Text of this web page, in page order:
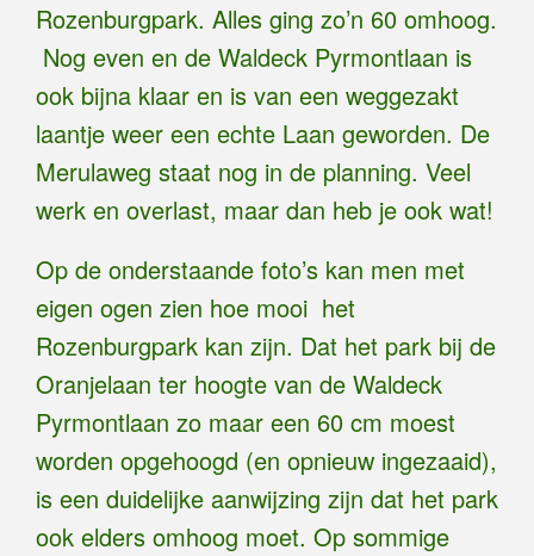
Rozenburgpark. Alles ging zo’n 60 omhoog.
Nog even en de Waldeck Pyrmontlaan is
ook bijna klaar en is van een weggezakt
laantje weer een echte Laan geworden. De
Merulaweg staat nog in de planning. Veel
werk en overlast, maar dan heb je ook wat!
Op de onderstaande foto’s kan men met
eigen ogen zien hoe mooi het
Rozenburgpark kan zijn. Dat het park bij de
Oranjelaan ter hoogte van de Waldeck
Pyrmontlaan zo maar een 60 cm moest
worden opgehoogd (en opnieuw ingezaaid),
is een duidelijke aanwijzing zijn dat het park
ook elders omhoog moet. Op sommige